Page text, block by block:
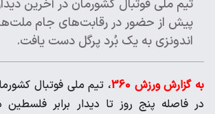
تیم ملی فوتبال کشورمان در آخرین
پیش از حضور در رقابت‌های جام
اندونزی به یک بُرد پرگل دست یافت.
به گزارش ورزش 360
، تیم ملی فوتبال
در فاصله پنج روز تا دیدار برابر